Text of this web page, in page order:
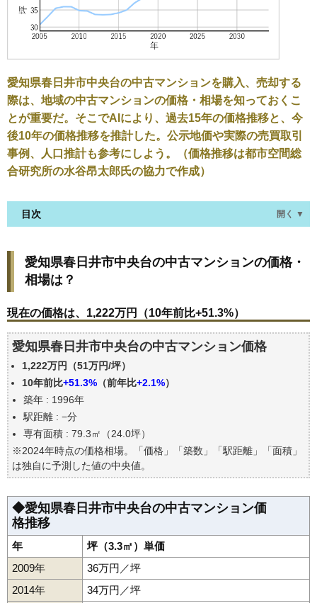
愛知県春日井市中央台の中古マンションを購入、売却する
際は、地域の中古マンションの価格・相場を知っておくこ
とが重要だ。そこでAIにより、過去15年の価格推移と、今
後10年の価格推移を推計した。公示地価や実際の売買取引
事例、人口推計も参考にしよう。（価格推移は都市空間総
合研究所の水谷昂太郎氏の協力で作成）
目次 開く ▼
場は？
現在の価格は、1,222万円（10年前比+51.3%）
価格を詳細に分析しよう
築年数で価格はどうなる？
愛知県春日井市中央台の中古マンションの過去の売
買事例
公示地価はいくら
エリアの将来性を人口予想から検討しよう
自分の年収でいくらの不動産が買える？
愛知県春日井市中央台の中古マンションの価格・
相場は？
現在の価格は、1,222万円（10年前比+51.3%）
愛知県春日井市中央台の中古マンション価格
1,222万円（51万円/坪）
10年前比+51.3% （前年比+2.1%）
築年 : 1996年
駅距離 : −分
専有面積 : 79.3㎡（24.0坪）
※2024年時点の価格相場。「価格」「築数」「駅距離」「面積」
は独自に予測した値の中央値。
◆愛知県春日井市中央台の中古マンション価
格推移
年
坪（3.3㎡）単価
2009年
36万円／坪
2014年
34万円／坪